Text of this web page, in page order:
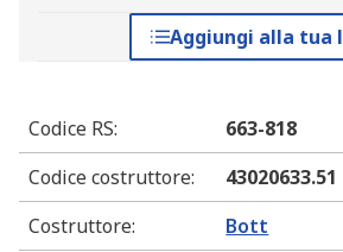
Aggiungi alla tua
Codice RS:
663-818
Codice costruttore:
43020633.51
Costruttore: Bott